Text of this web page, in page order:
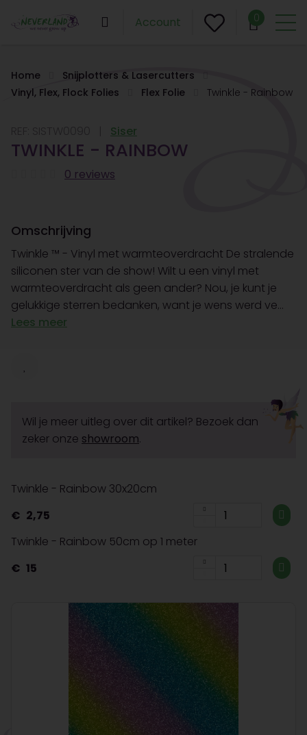
Account 0
Home
Snijplotters & Lasercutters
Vinyl, Flex, Flock Folies
Flex Folie Twinkle - Rainbow
Siser
TWINKLE - RAINBOW
0 reviews
Omschrijving
Twinkle ™ - Vinyl met warmteoverdracht De stralende
siliconen ster van de show! Wilt u een vinyl met
warmteoverdracht als geen ander? Nou, je kunt je
gelukkige sterren bedanken, want je wens werd ve...
Lees meer
Wil je meer uitleg over dit artikel? Bezoek dan
zeker onze showroom.
Twinkle - Rainbow 30x20cm
2,75
Twinkle - Rainbow 50cm op 1 meter
15